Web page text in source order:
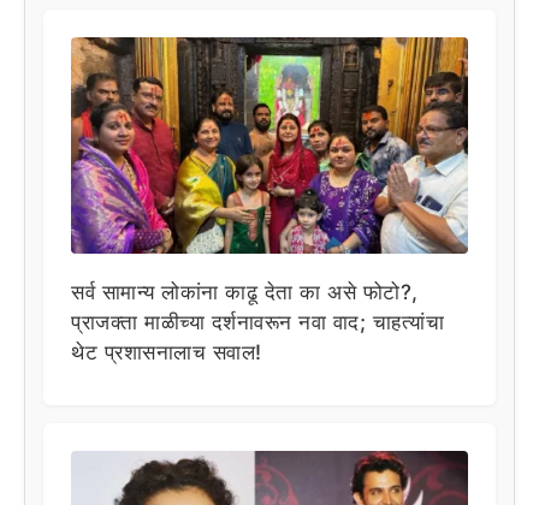
सर्व सामान्य लोकांना काढू देता का असे फोटो?,
प्राजक्ता माळीच्या दर्शनावरून नवा वाद; चाहत्यांचा
थेट प्रशासनालाच सवाल!